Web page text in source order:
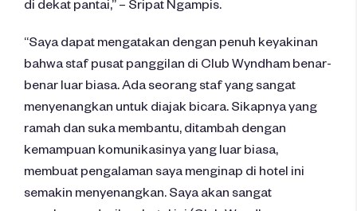
di dekat pantai,” – Sripat Ngampis.
“Saya dapat mengatakan dengan penuh keyakinan
bahwa staf pusat panggilan di Club Wyndham benar-
benar luar biasa. Ada seorang staf yang sangat
menyenangkan untuk diajak bicara. Sikapnya yang
ramah dan suka membantu, ditambah dengan
kemampuan komunikasinya yang luar biasa,
membuat pengalaman saya menginap di hotel ini
semakin menyenangkan. Saya akan sangat